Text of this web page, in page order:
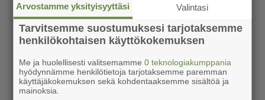
Arvostamme yksityisyyttäsi Valintasi
Tarvitsemme suostumuksesi tarjotaksemme
henkilökohtaisen käyttökokemuksen
Me ja huolellisesti valitsemamme0 teknologiakumppania
hyödynnämme henkilötietoja tarjotaksemme paremman
käyttäjäkokemuksen sekä kohdentaaksemme sisältöä ja
mainoksia.